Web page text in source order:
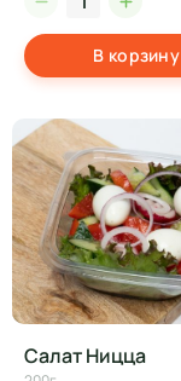
В корзину
Салат Ницца